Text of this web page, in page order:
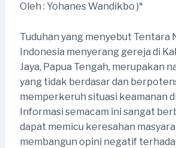
Oleh : Yohanes Wandikbo )*
Tuduhan yang menyebut Tentara
Indonesia menyerang gereja di
Jaya, Papua Tengah, merupakan
yang tidak berdasar dan
memperkeruh situasi keamanan
Informasi semacam ini sangat
dapat memicu keresahan
membangun opini negatif